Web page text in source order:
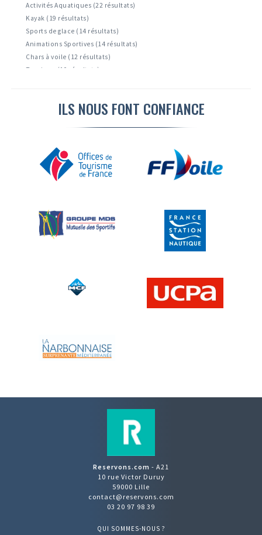
Activités Aquatiques (22 résultats)
Kayak (19 résultats)
Sports de glace (14 résultats)
Animations Sportives (14 résultats)
Chars à voile (12 résultats)
Tourisme (10 résultats)
ILS NOUS FONT CONFIANCE
Reservons.com - A21
10 rue Victor Duruy
59000 Lille
contact@reservons.com
03 20 97 98 39
QUI SOMMES-NOUS ?